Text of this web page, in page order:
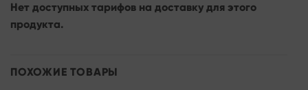
Нет доступных тарифов на доставку для этого
продукта.
ПОХОЖИЕ ТОВАРЫ